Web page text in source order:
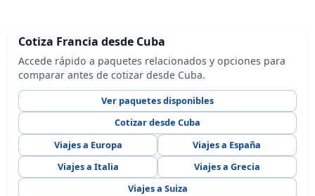
Cotiza Francia desde Cuba
Accede rápido a paquetes relacionados y opciones para
comparar antes de cotizar desde Cuba.
Ver paquetes disponibles
Cotizar desde Cuba
Viajes a Europa
Viajes a España
Viajes a Italia
Viajes a Grecia
Viajes a Suiza